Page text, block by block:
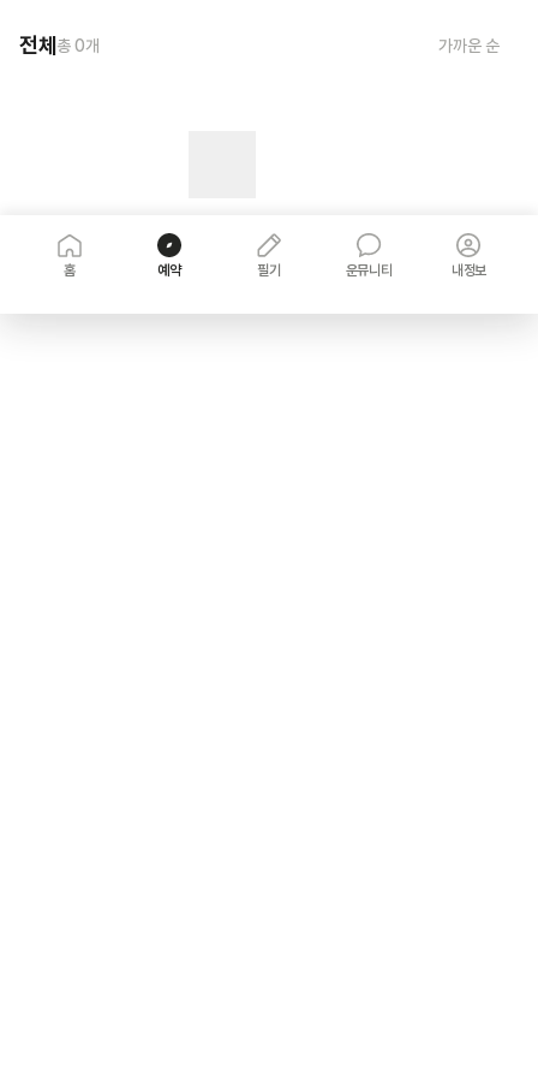
전체 총0개 가까운 순
홈 예약 필기 운뮤니티 내정보